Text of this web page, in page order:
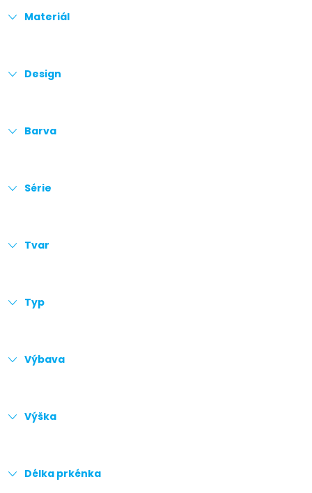
Materiál
Design
Barva
Série
Tvar
Typ
Výbava
Výška
Délka prkénka